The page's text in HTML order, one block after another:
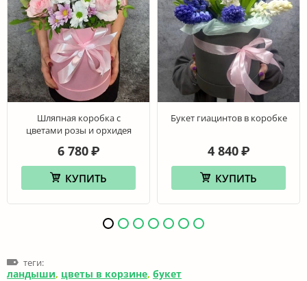
Шляпная коробка с
цветами розы и орхидея
6 780 ₽
КУПИТЬ
Букет гиацинтов в коробке
4 840 ₽
КУПИТЬ
теги:
ландыши, цветы в корзине, букет